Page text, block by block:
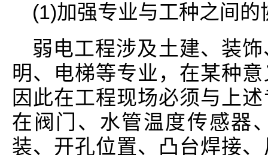
(1)加强专业与工种之间的
弱电工程涉及土建、装
明、电梯等专业，在某种
因此在工程现场必须与上
在阀门、水管温度传感器
装、开孔位置、凸台焊接